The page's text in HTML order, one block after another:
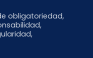
obligatoriedad,